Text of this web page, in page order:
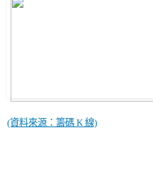
(資料來源：籌碼 K 線)